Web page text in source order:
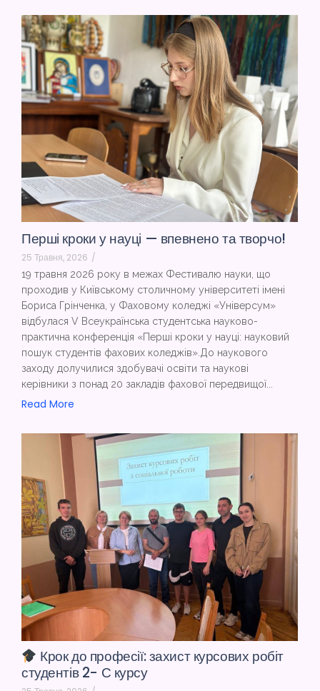
Перші кроки у науці — впевнено та творчо!
25 Травня, 2026 /
19 травня 2026 року в межах Фестивалю науки, що
проходив у Київському столичному університеті імені
Бориса Грінченка, у Фаховому коледжі «Універсум»
відбулася V Всеукраїнська студентська науково-
практична конференція «Перші кроки у науці: науковий
пошук студентів фахових коледжів».До наукового
заходу долучилися здобувачі освіти та наукові
керівники з понад 20 закладів фахової передвищої...
Read More
Крок до професії: захист курсових робіт
студентів 2- С курсу